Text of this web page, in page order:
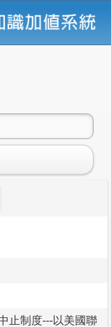
止制度---以美國聯